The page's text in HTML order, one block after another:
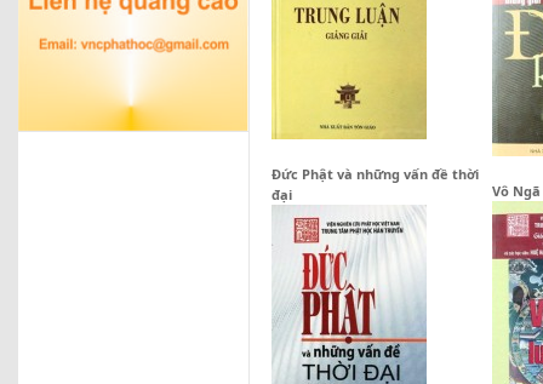
Đức Phật và những vấn đề thời
đại
Vô